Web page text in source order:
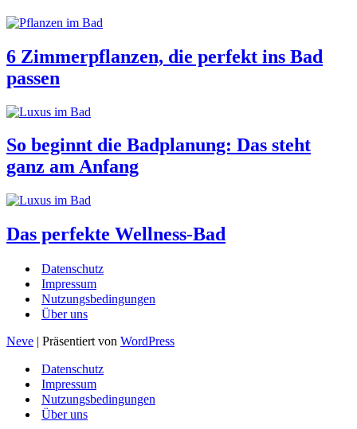
6 Zimmerpflanzen, die perfekt ins Bad
passen
So beginnt die Badplanung: Das steht
ganz am Anfang
Das perfekte Wellness-Bad
Datenschutz
Impressum
Nutzungsbedingungen
Über uns
Neve | Präsentiert von WordPress
Datenschutz
Impressum
Nutzungsbedingungen
Über uns